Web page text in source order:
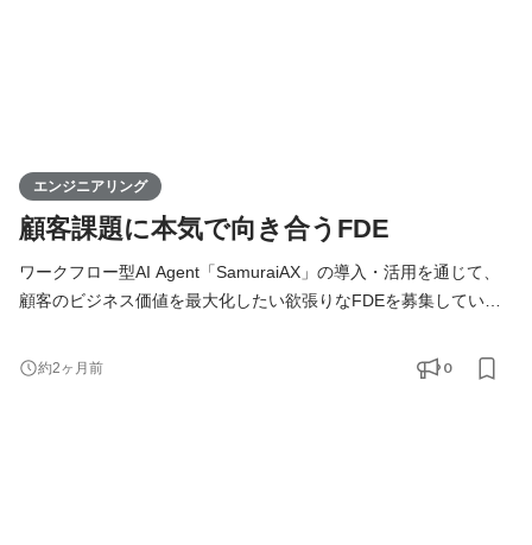
エンジニアリング
顧客課題に本気で向き合うFDE
ワークフロー型AI Agent「SamuraiAX」の導入・活用を通じて、
顧客のビジネス価値を最大化したい欲張りなFDEを募集していま
Deployed Engineer（FDE）のミッションは、お客様の業務に深く
入り込み、技術の力でAIDX（AI×DX）を成功に導くことです。お
約2ヶ月前 0